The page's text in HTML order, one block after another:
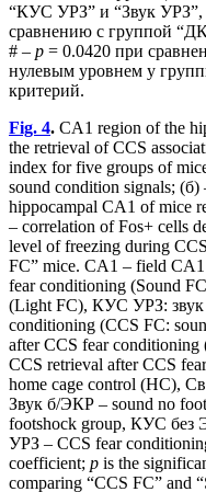
“КУС УРЗ” и “Звук
сравнению с группой
# – p = 0.0420 при
нулевым уровнем у
критерий.
Fig. 4. CA1 region of the
the retrieval of CCS
index for five groups of
sound condition signals;
hippocampal CA1 of mice
– correlation of Fos+ cells
level of freezing during
FC” mice. CA1 – field
fear conditioning (Sound
(Light FC), КУС УРЗ: звук
conditioning (CCS FC:
after CCS fear
CCS retrieval after CCS
home cage control (HC),
Звук б/ЭКР – sound no
footshock group, КУС без
УРЗ – CCS fear
coefficient; p is the
comparing “CCS FC” and